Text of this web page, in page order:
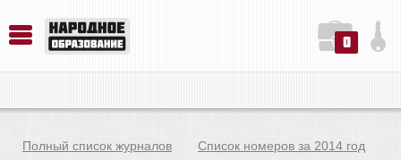
0
Полный список журналов Список номеров за 2014 год